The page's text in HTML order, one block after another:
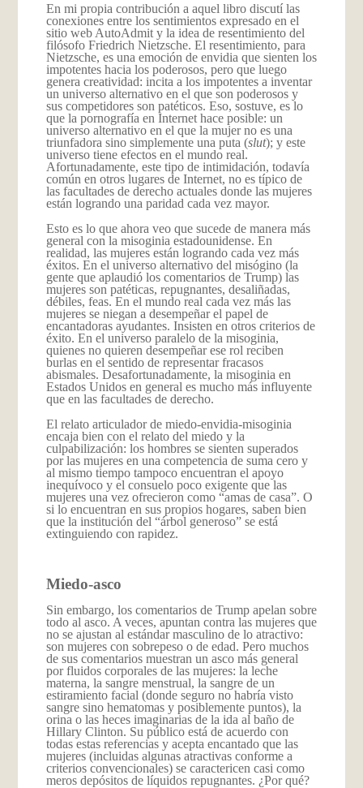
En mi propia contribución a aquel libro discutí las
conexiones entre los sentimientos expresado en el
sitio web AutoAdmit y la idea de resentimiento del
filósofo Friedrich Nietzsche. El resentimiento, para
Nietzsche, es una emoción de envidia que sienten los
impotentes hacia los poderosos, pero que luego
genera creatividad: incita a los impotentes a inventar
un universo alternativo en el que son poderosos y
sus competidores son patéticos. Eso, sostuve, es lo
que la pornografía en Internet hace posible: un
universo alternativo en el que la mujer no es una
triunfadora sino simplemente una puta (slut); y este
universo tiene efectos en el mundo real.
Afortunadamente, este tipo de intimidación, todavía
común en otros lugares de Internet, no es típico de
las facultades de derecho actuales donde las mujeres
están logrando una paridad cada vez mayor.
Esto es lo que ahora veo que sucede de manera más
general con la misoginia estadounidense. En
realidad, las mujeres están logrando cada vez más
éxitos. En el universo alternativo del misógino (la
gente que aplaudió los comentarios de Trump) las
mujeres son patéticas, repugnantes, desaliñadas,
débiles, feas. En el mundo real cada vez más las
mujeres se niegan a desempeñar el papel de
encantadoras ayudantes. Insisten en otros criterios de
éxito. En el universo paralelo de la misoginia,
quienes no quieren desempeñar ese rol reciben
burlas en el sentido de representar fracasos
abismales. Desafortunadamente, la misoginia en
Estados Unidos en general es mucho más influyente
que en las facultades de derecho.
El relato articulador de miedo-envidia-misoginia
encaja bien con el relato del miedo y la
culpabilización: los hombres se sienten superados
por las mujeres en una competencia de suma cero y
al mismo tiempo tampoco encuentran el apoyo
inequívoco y el consuelo poco exigente que las
mujeres una vez ofrecieron como “amas de casa”. O
si lo encuentran en sus propios hogares, saben bien
que la institución del “árbol generoso” se está
extinguiendo con rapidez.
Miedo-asco
Sin embargo, los comentarios de Trump apelan sobre
todo al asco. A veces, apuntan contra las mujeres que
no se ajustan al estándar masculino de lo atractivo:
son mujeres con sobrepeso o de edad. Pero muchos
de sus comentarios muestran un asco más general
por fluidos corporales de las mujeres: la leche
materna, la sangre menstrual, la sangre de un
estiramiento facial (donde seguro no habría visto
sangre sino hematomas y posiblemente puntos), la
orina o las heces imaginarias de la ida al baño de
Hillary Clinton. Su público está de acuerdo con
todas estas referencias y acepta encantado que las
mujeres (incluidas algunas atractivas conforme a
criterios convencionales) se caractericen casi como
meros depósitos de líquidos repugnantes. ¿Por qué?